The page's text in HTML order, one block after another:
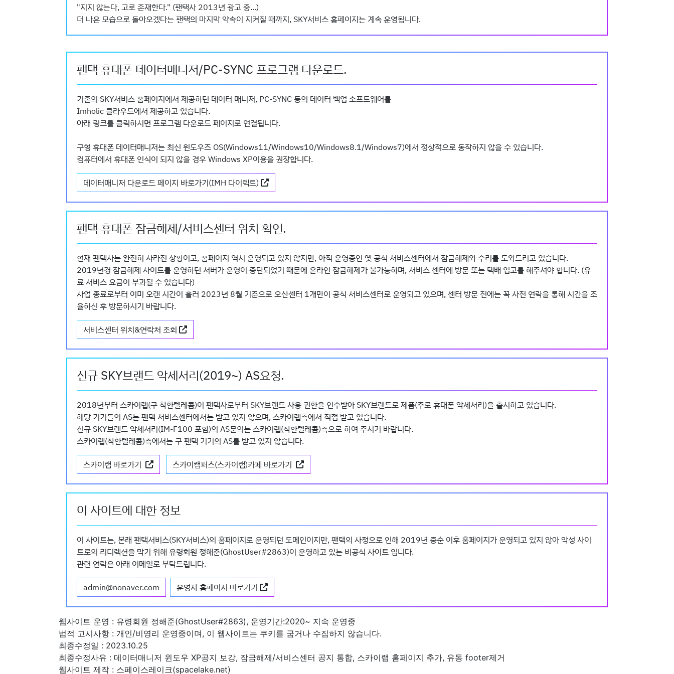
"지지 않는다, 고로 존재한다." (팬택사 2013년 광고 중...)
더 나은 모습으로 돌아오겠다는 팬택의 마지막 약속이 지켜질 때까지, SKY서비스 홈페이지는 계속 운영됩니다.
팬택 휴대폰 데이터매니저/PC-SYNC 프로그램 다운로드.
기존의 SKY서비스 홈페이지에서 제공하던 데이터 매니저, PC-SYNC 등의 데이터 백업 소프트웨어를
Imholic 클라우드에서 제공하고 있습니다.
아래 링크를 클릭하시면 프로그램 다운로드 페이지로 연결됩니다.
구형 휴대폰 데이터매니저는 최신 윈도우즈 OS(Windows11/Windows10/Windows8.1/Windows7)에서 정상적으로 동작하지 않을 수 있습니다.
컴퓨터에서 휴대폰 인식이 되지 않을 경우 Windows XP이용을 권장합니다.
데이터매니저 다운로드 페이지 바로가기(IMH 다이렉트)
팬택 휴대폰 잠금해제/서비스센터 위치 확인.
현재 팬택사는 완전히 사라진 상황이고, 홈페이지 역시 운영되고 있지 않지만, 아직 운영중인 옛 공식 서비스센터에서 잠금해제와 수리를 도와드리고 있습니다.
2019년경 잠금해제 사이트를 운영하던 서버가 운영이 중단되었기 때문에 온라인 잠금해제가 불가능하며, 서비스 센터에 방문 또는 택배 입고를 해주셔야 합니다. (유
료 서비스 요금이 부과될 수 있습니다)
사업 종료로부터 이미 오랜 시간이 흘러 2023년 8월 기준으로 오산센터 1개만이 공식 서비스센터로 운영되고 있으며, 센터 방문 전에는 꼭 사전 연락을 통해 시간을 조
율하신 후 방문하시기 바랍니다.
서비스센터 위치&연락처 조회
신규 SKY브랜드 악세서리(2019~) AS요청.
2018년부터 스카이랩(구 착한텔레콤)이 팬택사로부터 SKY브랜드 사용 권한을 인수받아 SKY브랜드로 제품(주로 휴대폰 악세서리)을 출시하고 있습니다.
해당 기기들의 AS는 팬택 서비스센터에서는 받고 있지 않으며, 스카이랩측에서 직접 받고 있습니다.
신규 SKY브랜드 악세서리(IM-F100 포함)의 AS문의는 스카이랩(착한텔레콤)측으로 하여 주시기 바랍니다.
스카이랩(착한텔레콤)측에서는 구 팬택 기기의 AS를 받고 있지 않습니다.
스카이랩 바로가기 스카이캠퍼스(스카이랩)카페 바로가기
이 사이트에 대한 정보
이 사이트는, 본래 팬택서비스(SKY서비스)의 홈페이지로 운영되던 도메인이지만, 팬택의 사정으로 인해 2019년 중순 이후 홈페이지가 운영되고 있지 않아 악성 사이
트로의 리디렉션을 막기 위해 유령회원 정해준(GhostUser#2863)이 운영하고 있는 비공식 사이트 입니다.
관련 연락은 아래 이메일로 부탁드립니다.
admin@nonaver.com 운영자 홈페이지 바로가기
웹사이트 운영 : 유령회원 정해준(GhostUser#2863), 운영기간:2020~ 지속 운영중
법적 고시사항 : 개인/비영리 운영중이며, 이 웹사이트는 쿠키를 굽거나 수집하지 않습니다.
최종수정일 : 2023.10.25
최종수정사유 : 데이터매니저 윈도우 XP공지 보강, 잠금해제/서비스센터 공지 통합, 스카이랩 홈페이지 추가, 유동 footer제거
웹사이트 제작 : 스페이스레이크(spacelake.net)